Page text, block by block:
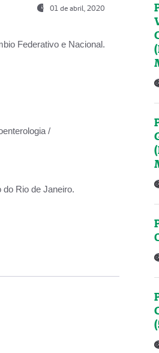
01 de abril, 2020
Federativo e Nacional.
/
Rio de Janeiro.